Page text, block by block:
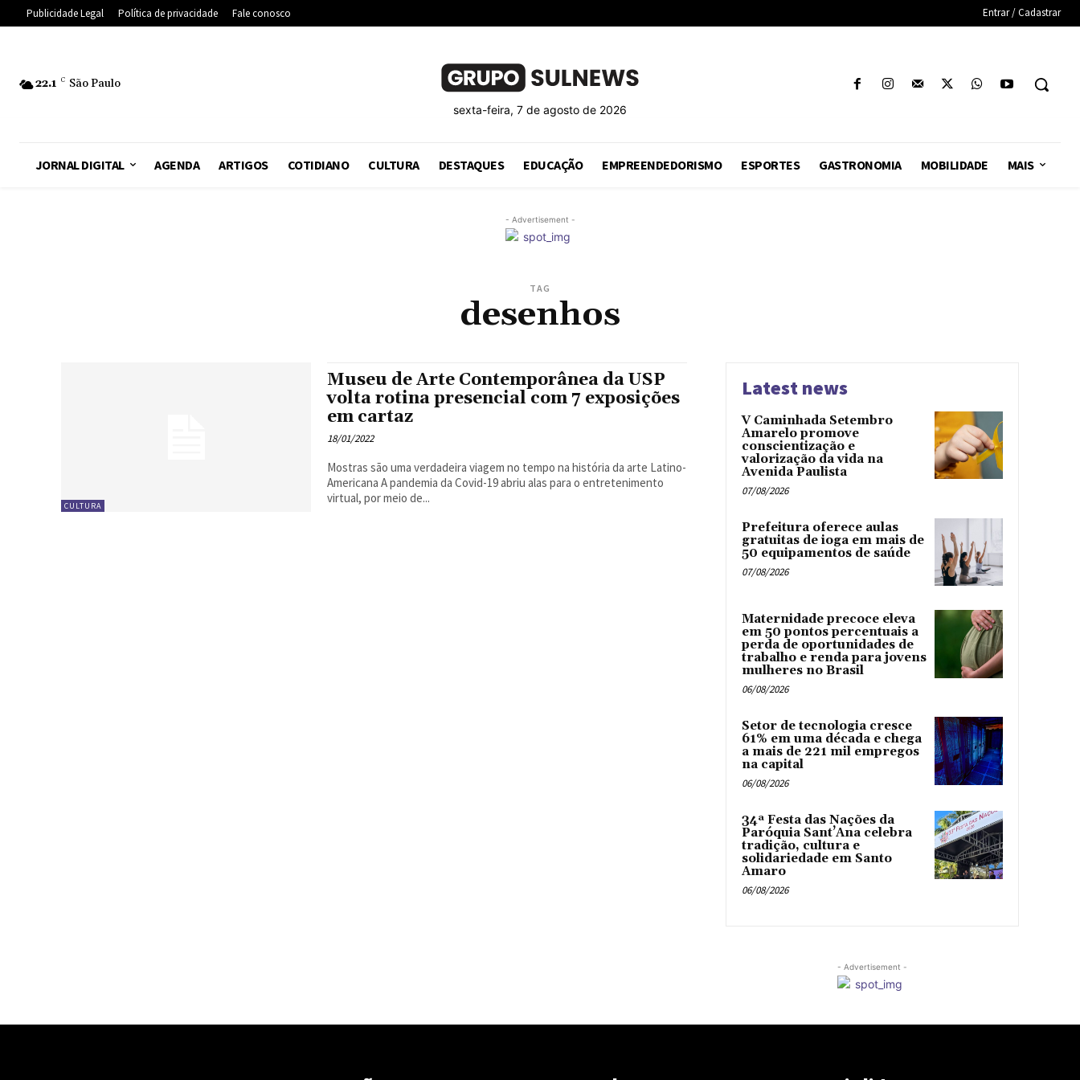
Publicidade Legal Política de privacidade Fale conosco Entrar / Cadastrar
22.1 C São Paulo
sexta-feira, 7 de agosto de 2026
JORNAL DIGITAL AGENDA ARTIGOS COTIDIANO CULTURA DESTAQUES EDUCAÇÃO EMPREENDEDORISMO ESPORTES GASTRONOMIA MOBILIDADE MAIS
- Advertisement -
TAG
desenhos
CULTURA
Museu de Arte Contemporânea da USP
volta rotina presencial com 7 exposições
em cartaz
18/01/2022
Mostras são uma verdadeira viagem no tempo na história da arte Latino-
Americana A pandemia da Covid-19 abriu alas para o entretenimento
virtual, por meio de...
Latest news
V Caminhada Setembro
Amarelo promove
conscientização e
valorização da vida na
Avenida Paulista
07/08/2026
Prefeitura oferece aulas
gratuitas de ioga em mais de
50 equipamentos de saúde
07/08/2026
Maternidade precoce eleva
em 50 pontos percentuais a
perda de oportunidades de
trabalho e renda para jovens
mulheres no Brasil
06/08/2026
Setor de tecnologia cresce
61% em uma década e chega
a mais de 221 mil empregos
na capital
06/08/2026
34ª Festa das Nações da
Paróquia Sant’Ana celebra
tradição, cultura e
solidariedade em Santo
Amaro
06/08/2026
- Advertisement -